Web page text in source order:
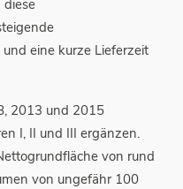
eine kurze Lieferzeit
2013 und 2015
I, II und III ergänzen.
von rund
von ungefähr 100